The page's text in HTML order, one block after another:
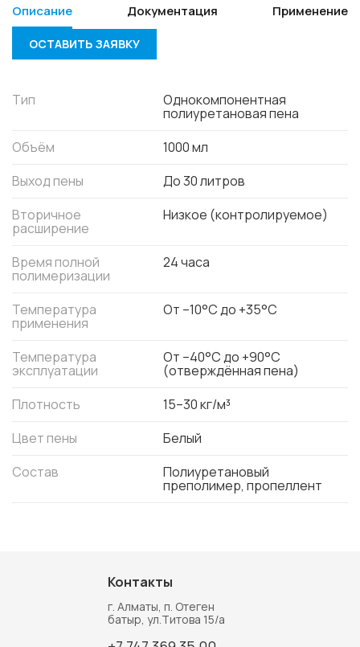
Описание Документация Применение
ОСТАВИТЬ ЗАЯВКУ
Тип Однокомпонентная
полиуретановая пена
Объём
1000 мл
Выход пены
До 30 литров
Вторичное
расширение
Низкое (контролируемое)
Время полной
полимеризации
24 часа
Температура
применения
От –10°C до +35°C
Температура
эксплуатации
От –40°C до +90°C
(отверждённая пена)
Плотность
15–30 кг/м³
Цвет пены
Белый
Состав
Полиуретановый
преполимер, пропеллент
Контакты
г. Алматы, п. Отеген
батыр, ул.Титова 15/а